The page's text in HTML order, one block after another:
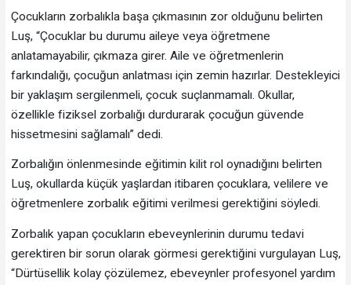
Çocukların zorbalıkla başa çıkmasının zor olduğunu belirten
Luş, “Çocuklar bu durumu aileye veya öğretmene
anlatamayabilir, çıkmaza girer. Aile ve öğretmenlerin
farkındalığı, çocuğun anlatması için zemin hazırlar. Destekleyici
bir yaklaşım sergilenmeli, çocuk suçlanmamalı. Okullar,
özellikle fiziksel zorbalığı durdurarak çocuğun güvende
hissetmesini sağlamalı” dedi.
Zorbalığın önlenmesinde eğitimin kilit rol oynadığını belirten
Luş, okullarda küçük yaşlardan itibaren çocuklara, velilere ve
öğretmenlere zorbalık eğitimi verilmesi gerektiğini söyledi.
Zorbalık yapan çocukların ebeveynlerinin durumu tedavi
gerektiren bir sorun olarak görmesi gerektiğini vurgulayan Luş,
“Dürtüsellik kolay çözülemez, ebeveynler profesyonel yardım